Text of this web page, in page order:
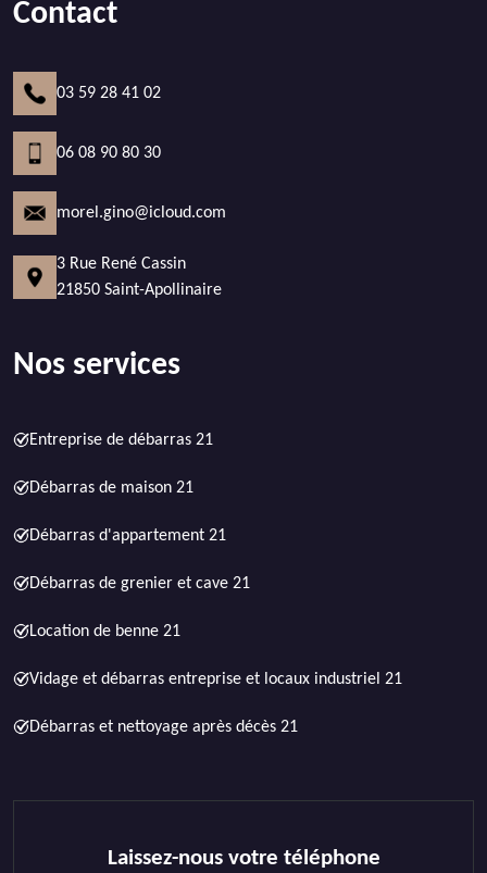
Contact
03 59 28 41 02
06 08 90 80 30
morel.gino@icloud.com
3 Rue René Cassin
21850 Saint-Apollinaire
Nos services
Entreprise de débarras 21
Débarras de maison 21
Débarras d'appartement 21
Débarras de grenier et cave 21
Location de benne 21
Vidage et débarras entreprise et locaux industriel 21
Débarras et nettoyage après décès 21
Laissez-nous votre téléphone